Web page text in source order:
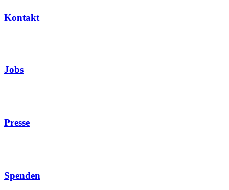
Kontakt
Jobs
Presse
Spenden